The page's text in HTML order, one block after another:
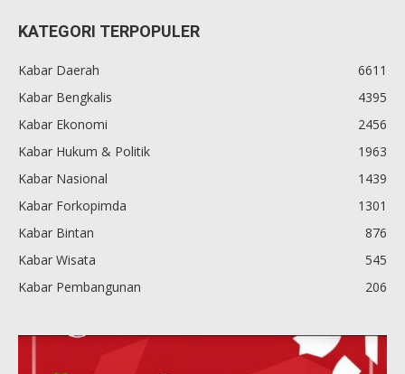
KATEGORI TERPOPULER
Kabar Daerah
6611
Kabar Bengkalis
4395
Kabar Ekonomi
2456
Kabar Hukum & Politik
1963
Kabar Nasional
1439
Kabar Forkopimda
1301
Kabar Bintan
876
Kabar Wisata
545
Kabar Pembangunan
206